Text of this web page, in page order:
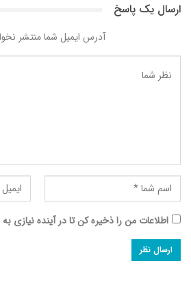
ارسال یک پاسخ
آدرس ایمیل شما منتشر
اطلاعات من را ذخیره کن تا در آینده نیازی